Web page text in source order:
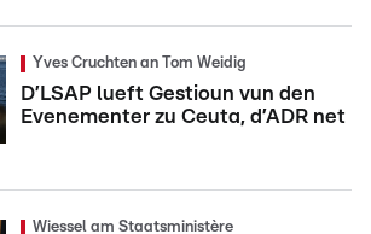
Yves Cruchten an Tom Weidig
D’LSAP lueft Gestioun vun den
Evenementer zu Ceuta, d’ADR net
Wiessel am Staatsministère